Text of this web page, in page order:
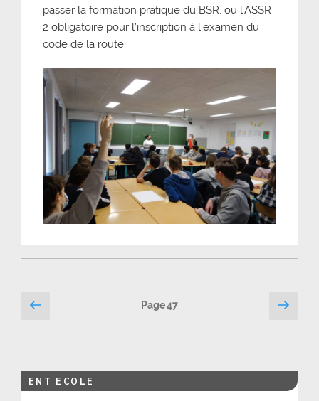
passer la formation pratique du BSR, ou l’ASSR
2 obligatoire pour l’inscription à l’examen du
code de la route.
Pagination
Page
Page47
Page
ENT ECOLE